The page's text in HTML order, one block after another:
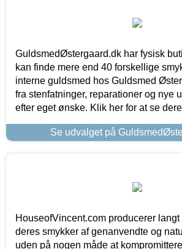
GuldsmedØstergaard.dk har fysisk
kan finde mere end 40 forskellige
interne guldsmed hos Guldsmed
fra stenfatninger, reparationer og nye
efter eget ønske. Klik her for at se
Se udvalget på
HouseofVincent.com producerer
deres smykker af genanvendte og
uden på nogen måde at